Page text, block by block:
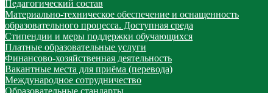
Педагогический состав
Материально-техническое обеспечение и оснащенность
образовательного процесса. Доступная среда
Стипендии и меры поддержки обучающихся
Платные образовательные услуги
Финансово-хозяйственная деятельность
Вакантные места для приёма (перевода)
Международное сотрудничество